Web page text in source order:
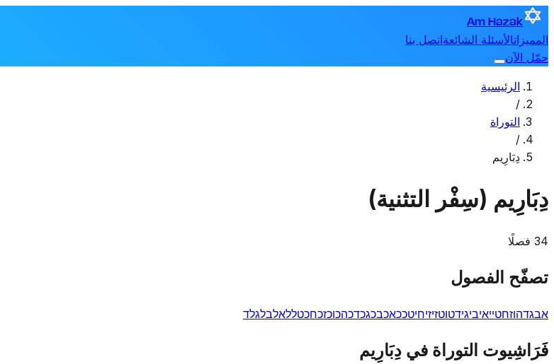
Am Hazak
المميزاتالأسئلة الشائعةاتصل بنا
حمّل الآن
الرئيسية
/
التوراة
/
دِبَارِيم
دِبَارِيم (سِفْر التثنية)
34 فصلًا
تصفّح الفصول
אבגדהוזחטייאיביגידטוטזיזיחיטככאכבכגכדכהכוכזכחכטללאלבלגלד
فَرَاشِيوت التوراة في دِبَارِيم